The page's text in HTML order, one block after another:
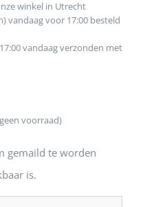
winkel in Utrecht
vandaag voor 17:00 besteld
vandaag verzonden met
voorraad)
gemaild te worden
is.